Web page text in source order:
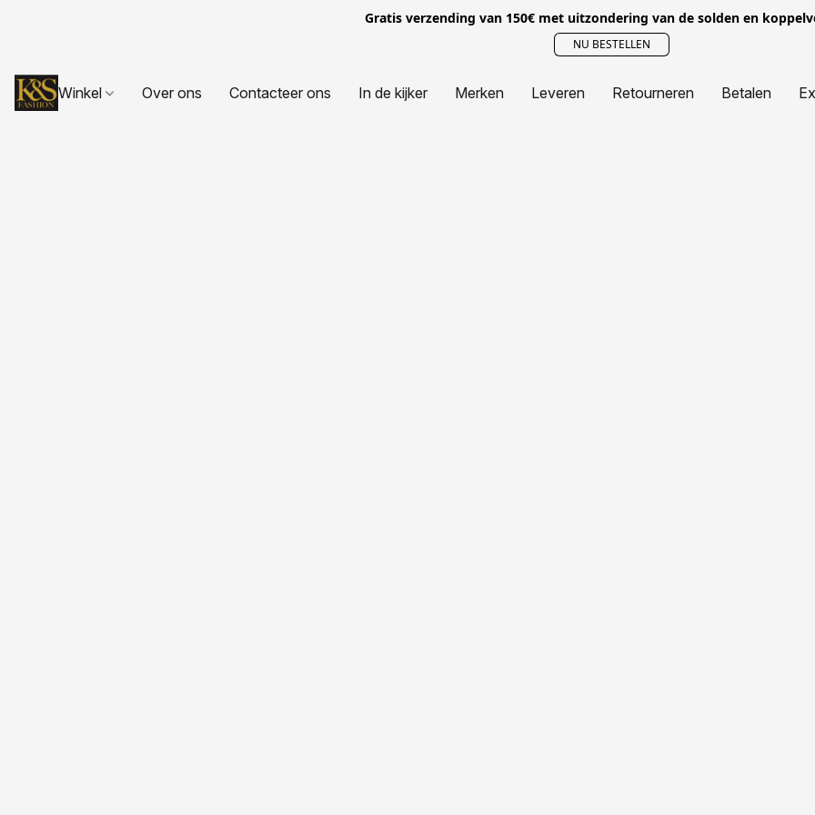
Gratis verzending van 150€ met uitzondering van de solden en
NU BESTELLEN
Winkel Over ons Contacteer ons In de kijker Merken Leveren Retourneren Betalen